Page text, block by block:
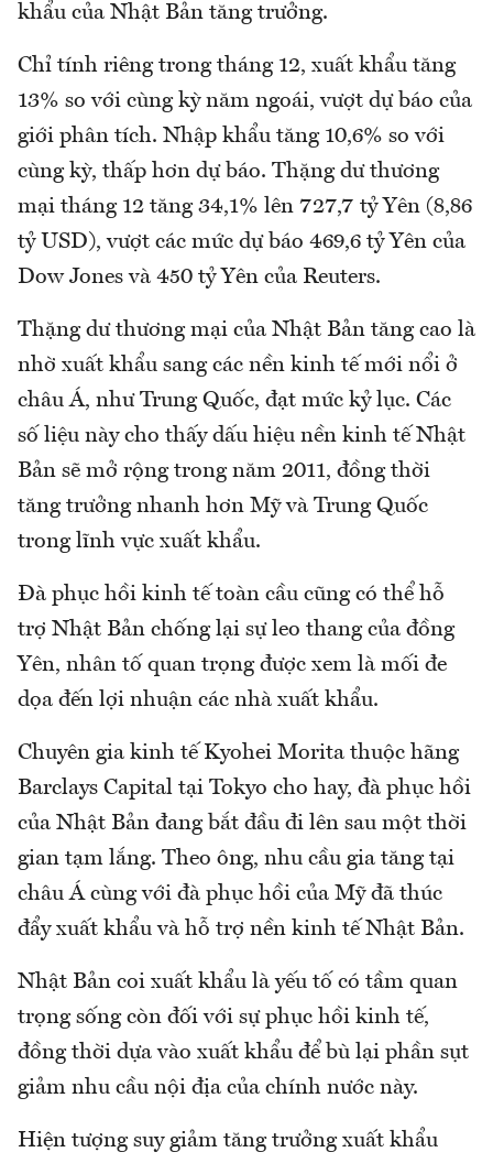
khẩu của Nhật Bản tăng trưởng.
Chỉ tính riêng trong tháng 12, xuất khẩu tăng
13% so với cùng kỳ năm ngoái, vượt dự báo của
giới phân tích. Nhập khẩu tăng 10,6% so với
cùng kỳ, thấp hơn dự báo. Thặng dư thương
mại tháng 12 tăng 34,1% lên 727,7 tỷ Yên (8,86
tỷ USD), vượt các mức dự báo 469,6 tỷ Yên của
Dow Jones và 450 tỷ Yên của Reuters.
Thặng dư thương mại của Nhật Bản tăng cao là
nhờ xuất khẩu sang các nền kinh tế mới nổi ở
châu Á, như Trung Quốc, đạt mức kỷ lục. Các
số liệu này cho thấy dấu hiệu nền kinh tế Nhật
Bản sẽ mở rộng trong năm 2011, đồng thời
tăng trưởng nhanh hơn Mỹ và Trung Quốc
trong lĩnh vực xuất khẩu.
Đà phục hồi kinh tế toàn cầu cũng có thể hỗ
trợ Nhật Bản chống lại sự leo thang của đồng
Yên, nhân tố quan trọng được xem là mối đe
dọa đến lợi nhuận các nhà xuất khẩu.
Chuyên gia kinh tế Kyohei Morita thuộc hãng
Barclays Capital tại Tokyo cho hay, đà phục hồi
của Nhật Bản đang bắt đầu đi lên sau một thời
gian tạm lắng. Theo ông, nhu cầu gia tăng tại
châu Á cùng với đà phục hồi của Mỹ đã thúc
đẩy xuất khẩu và hỗ trợ nền kinh tế Nhật Bản.
Nhật Bản coi xuất khẩu là yếu tố có tầm quan
trọng sống còn đối với sự phục hồi kinh tế,
đồng thời dựa vào xuất khẩu để bù lại phần sụt
giảm nhu cầu nội địa của chính nước này.
Hiện tượng suy giảm tăng trưởng xuất khẩu